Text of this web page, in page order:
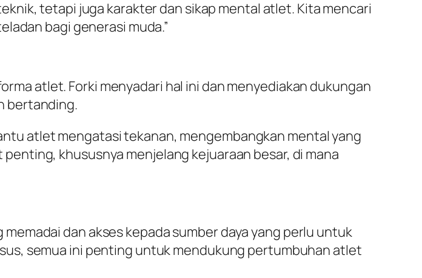
tetapi juga karakter dan sikap mental atlet. Kita mencari
bagi generasi muda.”
atlet. Forki menyadari hal ini dan menyediakan dukungan
bertanding.
atlet mengatasi tekanan, mengembangkan mental yang
khususnya menjelang kejuaraan besar, di mana
dan akses kepada sumber daya yang perlu untuk
semua ini penting untuk mendukung pertumbuhan atlet